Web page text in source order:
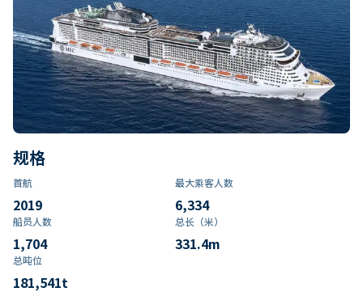
规格
首航
2019
最大乘客人数
6,334
船员人数
1,704
总长（米）
331.4m
总吨位
181,541t